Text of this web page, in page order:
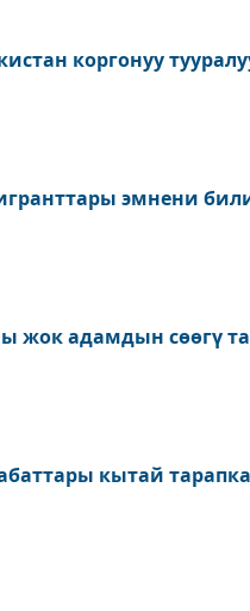
коргонуу
эмнени
жок адамдын сөөгү
кытай тарапка